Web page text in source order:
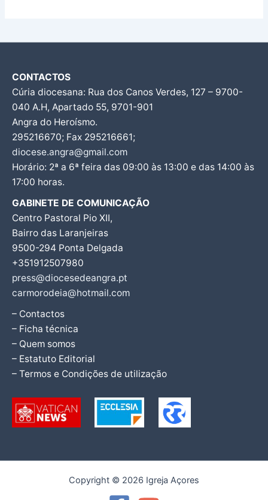
CONTACTOS
Cúria diocesana: Rua dos Canos Verdes, 127 – 9700-
040 A.H, Apartado 55, 9701-901
Angra do Heroísmo.
295216670; Fax 295216661;
diocese.angra@gmail.com
Horário: 2ª a 6ª feira das 09:00 às 13:00 e das 14:00 às
17:00 horas.
GABINETE DE COMUNICAÇÃO
Centro Pastoral Pio XII,
Bairro das Laranjeiras
9500-294 Ponta Delgada
+351912507980
press@diocesedeangra.pt
carmorodeia@hotmail.com
– Contactos
– Ficha técnica
– Quem somos
– Estatuto Editorial
– Termos e Condições de utilização
Copyright © 2026 Igreja Açores